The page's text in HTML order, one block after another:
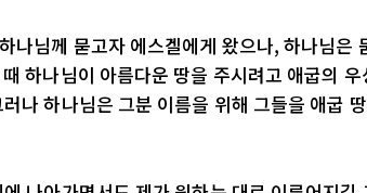
나님께 묻고자 에스겔에게 왔으나, 하나님은
하나님이 아름다운 땅을 주시려고 애굽의
나 하나님은 그분 이름을 위해 그들을 애굽